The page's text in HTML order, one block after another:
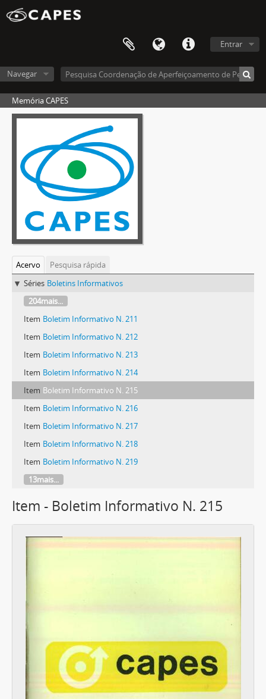
Entrar
Navegar
Memória CAPES
Acervo
Pesquisa rápida
Séries Boletins Informativos
204mais...
Item Boletim Informativo N. 211
Item Boletim Informativo N. 212
Item Boletim Informativo N. 213
Item Boletim Informativo N. 214
Item Boletim Informativo N. 215
Item Boletim Informativo N. 216
Item Boletim Informativo N. 217
Item Boletim Informativo N. 218
Item Boletim Informativo N. 219
13mais...
Item - Boletim Informativo N. 215